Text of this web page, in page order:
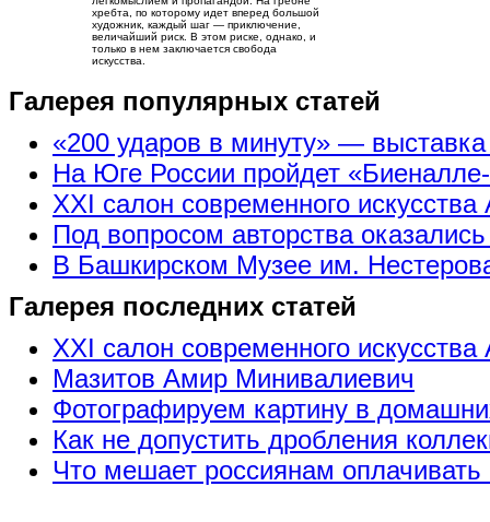
хребта, по которому идет вперед большой
художник, каждый шаг — приключение,
величайший риск. В этом риске, однако, и
только в нем заключается свобода
искусства.
Галерея популярных статей
«200 ударов в минуту» —
На Юге России пройдет
XXI салон современного искусства
Под вопросом авторства
В Башкирском Музее им.
Галерея последних статей
XXI салон современного искусства
Мазитов Амир Минивалиевич
Фотографируем картину в
Как не допустить дробления
Что мешает россиянам